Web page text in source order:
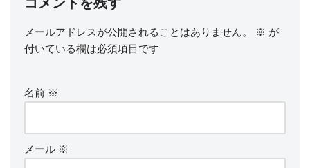
メールアドレスが公開されることはありません。 ※ が
付いている欄は必須項目です
名前 ※
メール ※